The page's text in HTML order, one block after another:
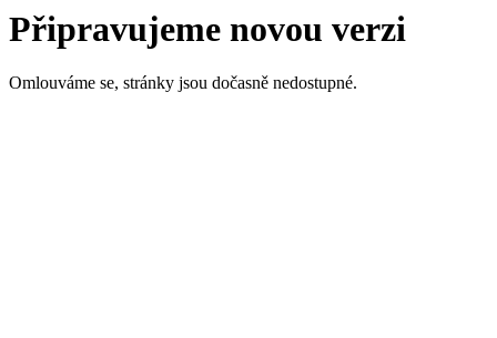
Připravujeme novou verzi
Omlouváme se, stránky jsou dočasně nedostupné.